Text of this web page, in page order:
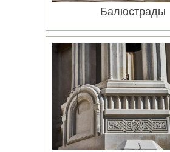
Подробнее
Балюстрады